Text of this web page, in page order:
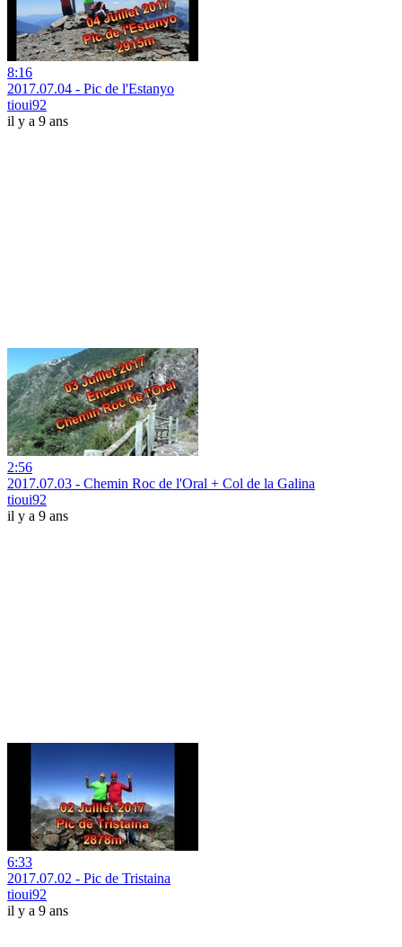
8:16
2017.07.04 - Pic de l'Estanyo
tioui92
il y a 9 ans
2:56
2017.07.03 - Chemin Roc de l'Oral + Col de la Galina
tioui92
il y a 9 ans
6:33
2017.07.02 - Pic de Tristaina
tioui92
il y a 9 ans